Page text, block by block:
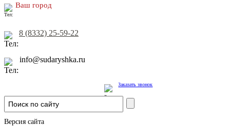
Ваш город
8 (8332) 25-59-22
info@sudaryshka.ru
Заказать звонок
Версия сайта